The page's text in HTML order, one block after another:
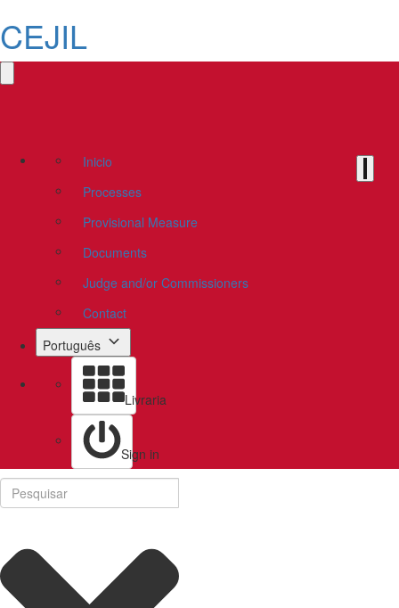
CEJIL
Inicio
Processes
Provisional Measure
Documents
Judge and/or Commissioners
Contact
Português
Livraria
Sign in